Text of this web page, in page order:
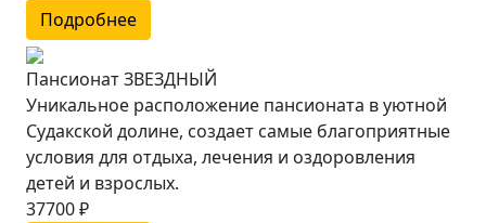
Подробнее
Пансионат ЗВЕЗДНЫЙ
Уникальное расположение пансионата в уютной
Судакской долине, создает самые благоприятные
условия для отдыха, лечения и оздоровления
детей и взрослых.
37700 ₽